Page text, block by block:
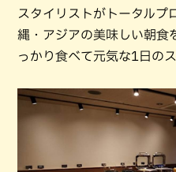
スタイリストがトータルプ
縄・アジアの美味しい朝食
っかり食べて元気な1日の